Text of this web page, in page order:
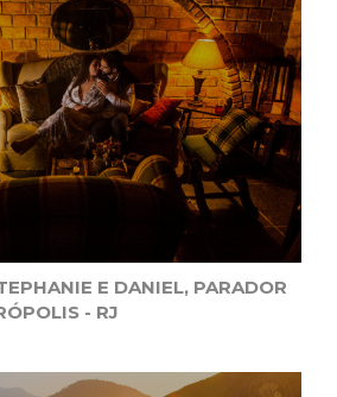
E DANIEL, PARADOR
- RJ